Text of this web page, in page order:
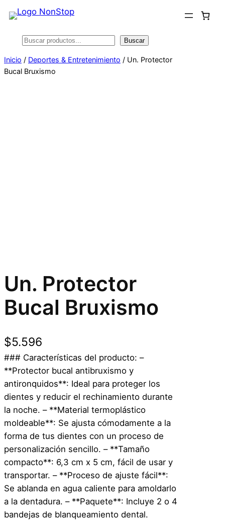
Saltar
contenido
Buscar Buscar
Inicio / Deportes & Entretenimiento / Un. Protector
Bucal Bruxismo
Un. Protector
Bucal Bruxismo
$5.596
### Características del producto: –
**Protector bucal antibruxismo y
antironquidos**: Ideal para proteger los
dientes y reducir el rechinamiento durante
la noche. – **Material termoplástico
moldeable**: Se ajusta cómodamente a la
forma de tus dientes con un proceso de
personalización sencillo. – **Tamaño
compacto**: 6,3 cm x 5 cm, fácil de usar y
transportar. – **Proceso de ajuste fácil**:
Se ablanda en agua caliente para amoldarlo
a la dentadura. – **Paquete**: Incluye 2 o 4
bandejas de blanqueamiento dental.